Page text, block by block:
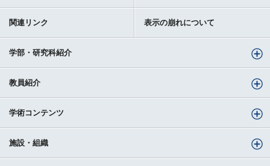
関連リンク 表示の崩れについて
学部・研究科紹介
教員紹介
学術コンテンツ
施設・組織